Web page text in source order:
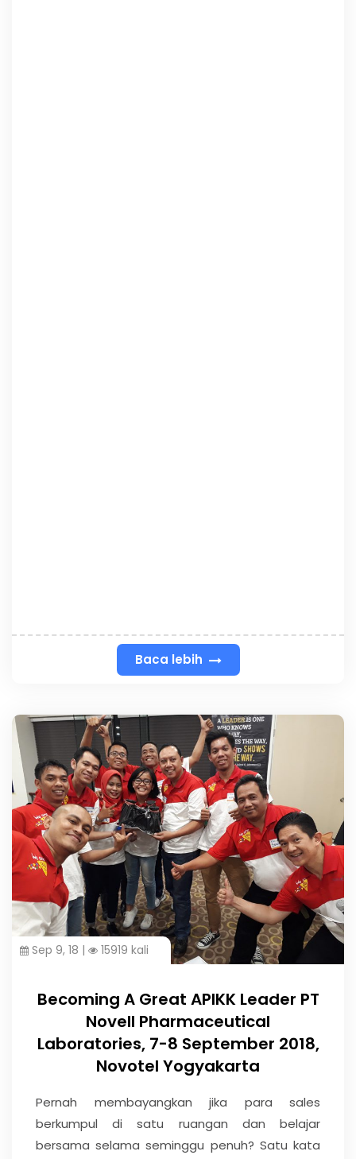
Baca lebih
Sep 9, 18 | 15919 kali
Becoming A Great APIKK Leader PT
Novell Pharmaceutical
Laboratories, 7-8 September 2018,
Novotel Yogyakarta
Pernah membayangkan jika para sales
berkumpul di satu ruangan dan belajar
bersama selama seminggu penuh? Satu kata